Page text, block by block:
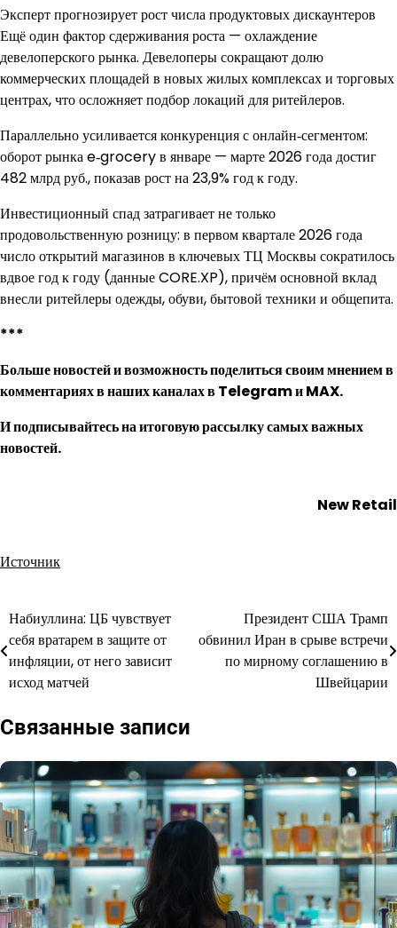
Эксперт прогнозирует рост числа продуктовых дискаунтеров
Ещё один фактор сдерживания роста — охлаждение
девелоперского рынка. Девелоперы сокращают долю
коммерческих площадей в новых жилых комплексах и торговых
центрах, что осложняет подбор локаций для ритейлеров.
Параллельно усиливается конкуренция с онлайн‑сегментом:
оборот рынка e‑grocery в январе — марте 2026 года достиг
482 млрд руб., показав рост на 23,9% год к году.
Инвестиционный спад затрагивает не только
продовольственную розницу: в первом квартале 2026 года
число открытий магазинов в ключевых ТЦ Москвы сократилось
вдвое год к году (данные CORE.XP), причём основной вклад
внесли ритейлеры одежды, обуви, бытовой техники и общепита.
***
Больше новостей и возможность поделиться своим мнением в
комментариях в наших каналах вTelegramиMAX.
Иподписывайтесьна итоговую рассылку самых важных
новостей.
New Retail
Источник
Навигация
по
записям
Набиуллина: ЦБ чувствует
себя вратарем в защите от
инфляции, от него зависит
исход матчей
Президент США Трамп
обвинил Иран в срыве встречи
по мирному соглашению в
Швейцарии
Связанные записи